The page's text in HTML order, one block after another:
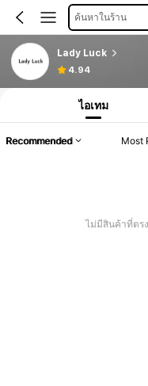
ค้นหาในร้าน
Lady Luck
4.94
ไอเทม
Recommended Most
ไม่มีสินค้าที่ตร